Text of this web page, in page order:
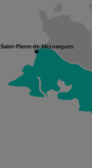
Saint-Pierre-de-Mézoargues